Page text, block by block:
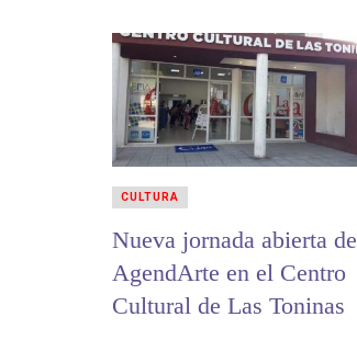
Nueva jornada abierta de
AgendArte en el Centro
Cultural de Las Toninas
CULTURA